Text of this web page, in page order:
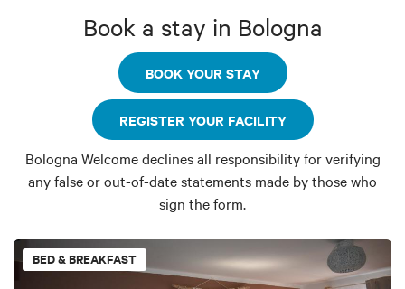
Book a stay in Bologna
BOOK YOUR STAY
REGISTER YOUR FACILITY
Bologna Welcome declines all responsibility for verifying
any false or out-of-date statements made by those who
sign the form.
BED & BREAKFAST